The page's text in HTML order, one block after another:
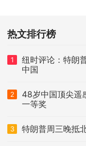
热文排行榜
1
纽时评论：特朗
中国
2
48岁中国顶尖遥
一等奖
3 特朗普周三晚抵